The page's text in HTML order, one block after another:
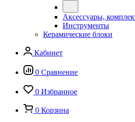
Аксессуары,
Инструменты
Керамические блоки
Кабинет
0 Сравнение
0 Избранное
0 Корзина